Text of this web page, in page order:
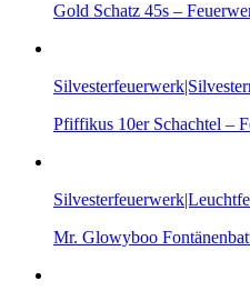
Gold Schatz 45s –
Pfiffikus 10er Schachtel –
Mr. Glowyboo